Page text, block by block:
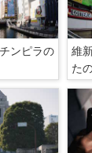
ンピラの
維
た
て